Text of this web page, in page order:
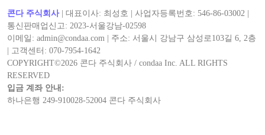
콘다 주식회사| 대표이사: 최성호 | 사업자등록번호: 546-86-03002 |
통신판매업신고: 2023-서울강남-02598
이메일: admin@condaa.com | 주소: 서울시 강남구 삼성로103길 6, 2층
| 고객센터: 070-7954-1642
COPYRIGHT©2026 콘다 주식회사 / condaa Inc. ALL RIGHTS
RESERVED
입금 계좌 안내:
하나은행 249-910028-52004 콘다 주식회사